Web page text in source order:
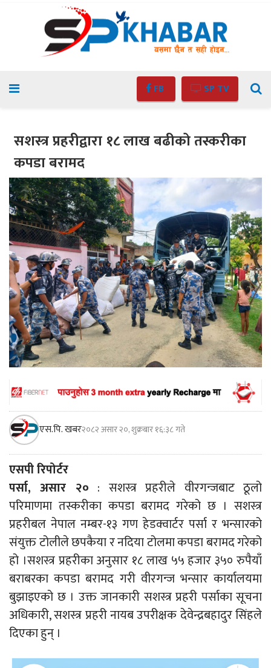
FB SP TV
सशस्त्र प्रहरीद्वारा १८ लाख बढीको तस्करीका
कपडा बरामद
एस.पि. खबर२०८२ असार २०, शुक्रबार १६:३८ गते
एसपी रिपोर्टर
पर्सा, असार २० : सशस्त्र प्रहरीले वीरगन्जबाट ठूलो
परिमाणमा तस्करीका कपडा बरामद गरेको छ । सशस्त्र
प्रहरीबल नेपाल नम्बर-१३ गण हेडक्वार्टर पर्सा र भन्सारको
संयुक्त टोलीले छपकैया र नदिया टोलमा कपडा बरामद गरेको
हो ।सशस्त्र प्रहरीका अनुसार १८ लाख ५५ हजार ३५० रुपैयाँ
बराबरका कपडा बरामद गरी वीरगन्ज भन्सार कार्यालयमा
बुझाइएको छ । उक्त जानकारी सशस्त्र प्रहरी पर्साका सूचना
अधिकारी, सशस्त्र प्रहरी नायब उपरीक्षक देवेन्द्रबहादुर सिंहले
दिएका हुन् ।